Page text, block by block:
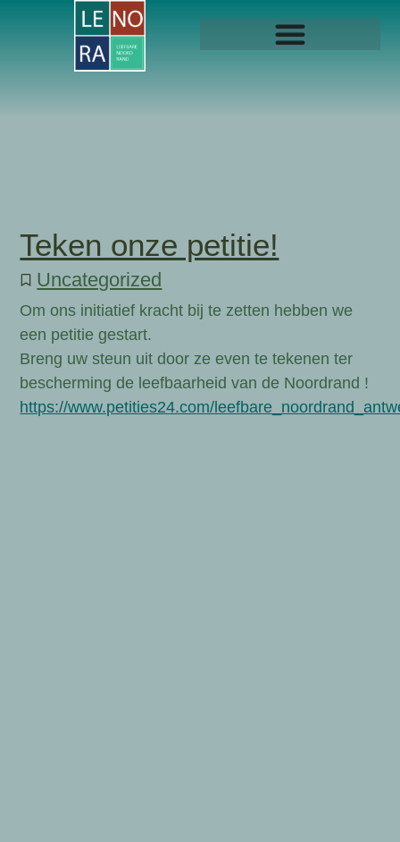
Teken onze petitie!
Uncategorized
Om ons initiatief kracht bij te zetten hebben we
een petitie gestart.
Breng uw steun uit door ze even te tekenen ter
bescherming de leefbaarheid van de Noordrand !
https://www.petities24.com/